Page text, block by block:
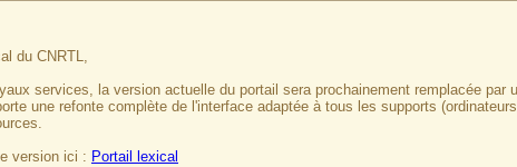
du CNRTL,
services, la version actuelle du portail sera prochainement remplacée par
une refonte complète de l'interface adaptée à tous les supports
version ici : Portail lexical